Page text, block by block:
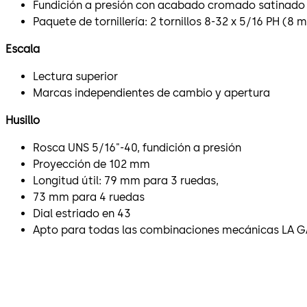
Fundición a presión con acabado cromado satinado
Paquete de tornillería: 2 tornillos 8-32 x 5/16 PH (8
Escala
Lectura superior
Marcas independientes de cambio y apertura
Husillo
Rosca UNS 5/16"-40, fundición a presión
Proyección de 102 mm
Longitud útil: 79 mm para 3 ruedas,
73 mm para 4 ruedas
Dial estriado en 43
Apto para todas las combinaciones mecánicas LA